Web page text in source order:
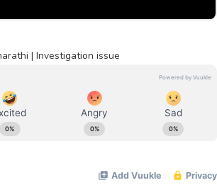
| Investigation issue